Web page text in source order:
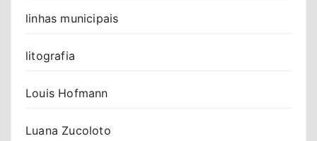
linhas municipais
litografia
Louis Hofmann
Luana Zucoloto